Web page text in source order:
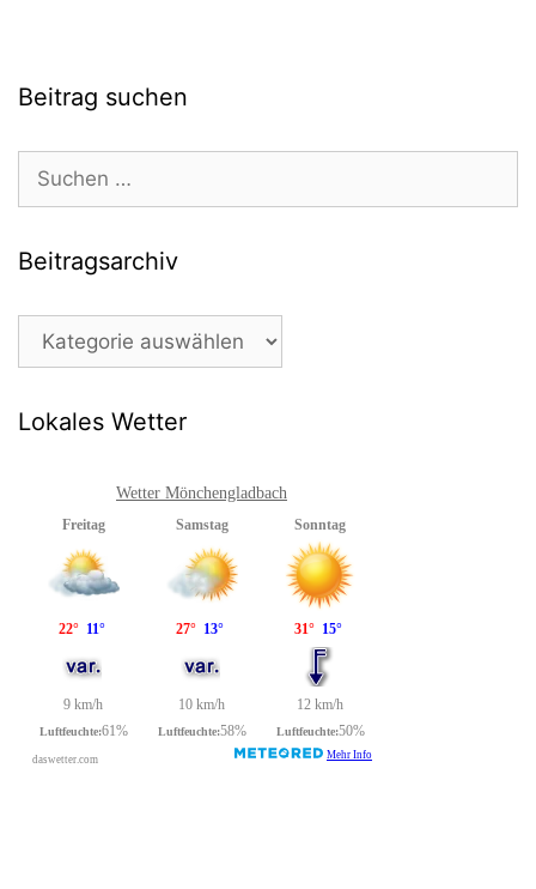
Beitrag suchen
nach:
Beitragsarchiv
Beitragsarchiv
Lokales Wetter
Wetter Mönchengladbach